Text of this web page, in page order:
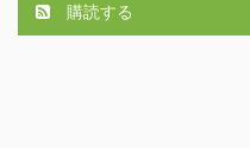
購読する